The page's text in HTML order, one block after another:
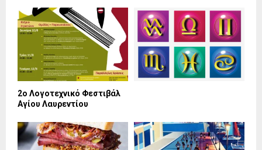
2ο Λογοτεχνικό Φεστιβάλ
Αγίου Λαυρεντίου